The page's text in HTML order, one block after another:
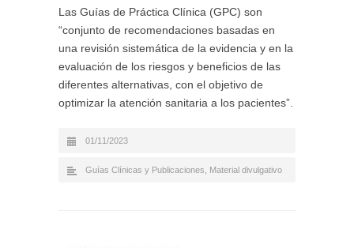
Las Guías de Práctica Clínica (GPC) son
“conjunto de recomendaciones basadas en
una revisión sistemática de la evidencia y en la
evaluación de los riesgos y beneficios de las
diferentes alternativas, con el objetivo de
optimizar la atención sanitaria a los pacientes”.
01/11/2023
Guías Clínicas y Publicaciones, Material divulgativo